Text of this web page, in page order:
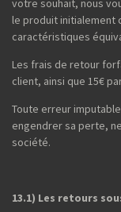
le produit initialement
caractéristiques
Les frais de retour
client, ainsi que 15€
Toute erreur
engendrer sa perte,
société.
13.1) Les retours